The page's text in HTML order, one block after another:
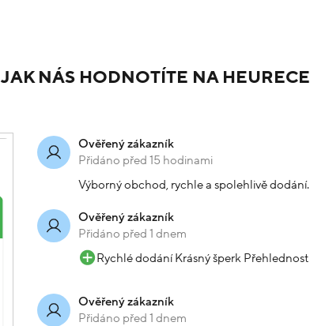
JAK NÁS HODNOTÍTE NA HEURECE
Ověřený zákazník
Přidáno před 15 hodinami
Výborný obchod, rychle a spolehlivě dodání.
Ověřený zákazník
Přidáno před 1 dnem
Rychlé dodání Krásný šperk Přehlednost
Ověřený zákazník
Přidáno před 1 dnem